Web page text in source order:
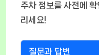
주차 정보를 사전에
리세요!
질문과 답변